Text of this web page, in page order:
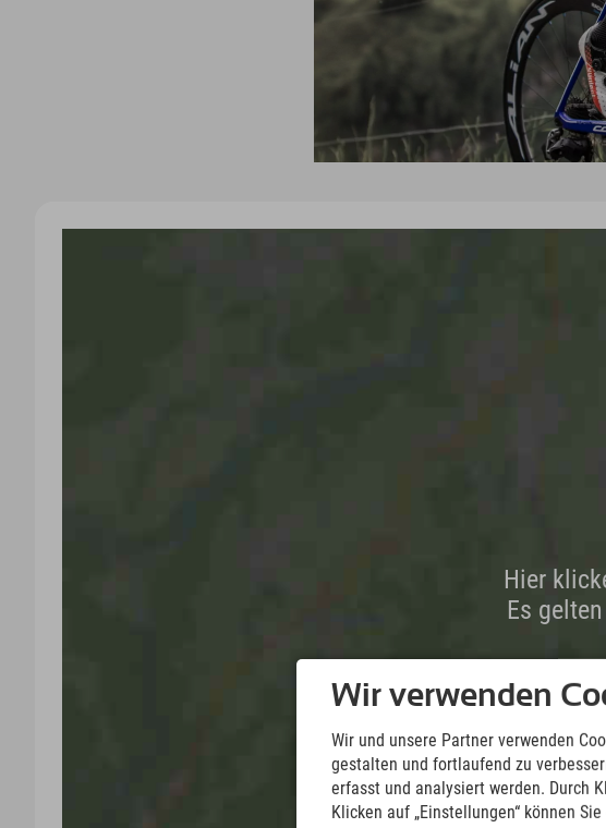
Hier
Es
Wir verwenden
Wir und unsere Partner verwenden
gestalten und fortlaufend zu
erfasst und analysiert werden. Durch
Klicken auf „Einstellungen“ können